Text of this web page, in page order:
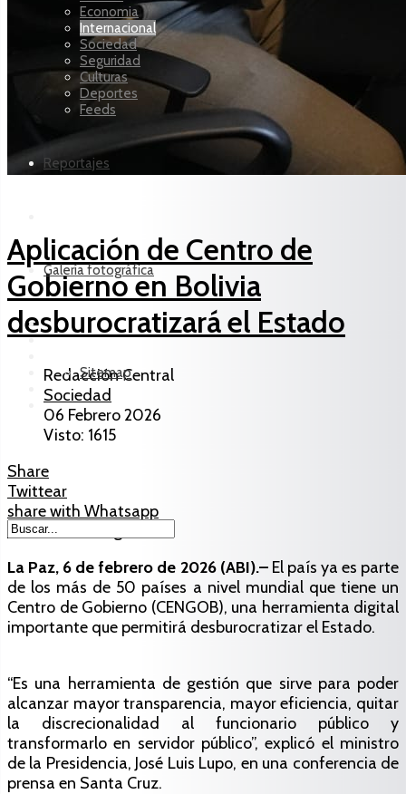
Economia
Internacional
Sociedad
Seguridad
Culturas
Deportes
Feeds
Reportajes
Galería fotográfica
Sitemap
Aplicación de Centro de
Gobierno en Bolivia
desburocratizará el Estado
Redacción Central
Sociedad
06 Febrero 2026
Visto: 1615
Share
Twittear
share with Whatsapp
share with Telegram
La Paz, 6 de febrero de 2026 (ABI).–El país ya es parte
de los más de 50 países a nivel mundial que tiene un
Centro de Gobierno (CENGOB), una herramienta digital
importante que permitirá desburocratizar el Estado.
“Es una herramienta de gestión que sirve para poder
alcanzar mayor transparencia, mayor eficiencia, quitar
la discrecionalidad al funcionario público y
transformarlo en servidor público”, explicó el ministro
de la Presidencia, José Luis Lupo, en una conferencia de
prensa en Santa Cruz.